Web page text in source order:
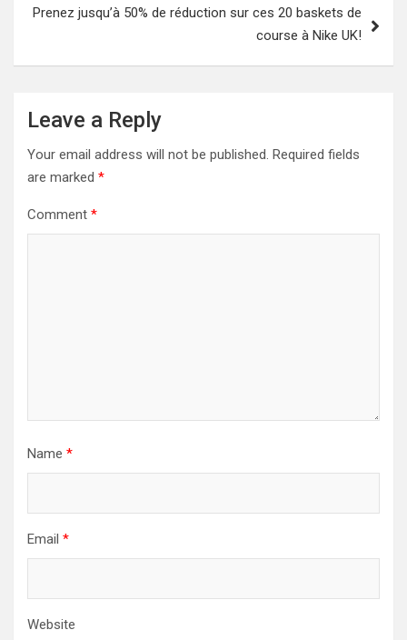
Prenez jusqu’à 50% de réduction sur ces 20 baskets de
course à Nike UK!
Leave a Reply
Your email address will not be published. Required fields
are marked *
Comment *
Name *
Email *
Website